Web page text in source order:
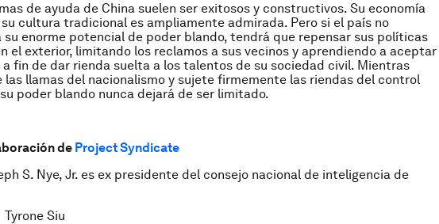
de ayuda de China suelen ser exitosos y constructivos. Su economía
cultura tradicional es ampliamente admirada. Pero si el país no
su enorme potencial de poder blando, tendrá que repensar sus políticas
el exterior, limitando los reclamos a sus vecinos y aprendiendo a aceptar
fin de dar rienda suelta a los talentos de su sociedad civil. Mientras
las llamas del nacionalismo y sujete firmemente las riendas del control
poder blando nunca dejará de ser limitado.
de Project Syndicate
S. Nye, Jr. es ex presidente del consejo nacional de inteligencia de
Siu